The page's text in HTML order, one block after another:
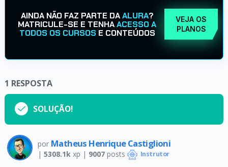
AINDA NÃO FAZ PARTE DAALURA?
MATRICULE-SE E TENHAACESSO A
TODOS OS CURSOS E CONTEÚDOS
VEJA OS
PLANOS
1 RESPOSTA
SOLUÇÃO!
por Matheus Henrique Castiglioni
| 5308.1k xp | 9007posts Instrutor